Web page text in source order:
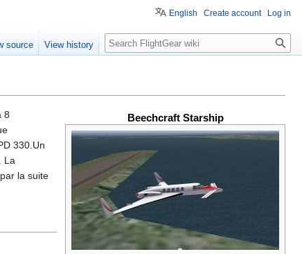
Beechcraft Starship
8
330.Un
La
la suite
English Create account Log in
source View history Search